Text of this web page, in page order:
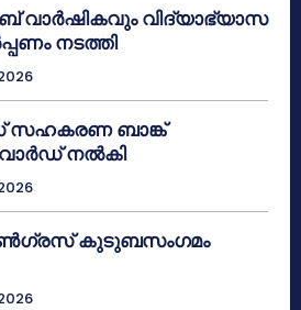
വാർഷികവും വിദ്യാഭ്യാസ
നടത്തി
സഹകരണ ബാങ്ക്
നൽകി
കുടുബസംഗമം